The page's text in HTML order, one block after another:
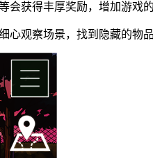
会获得丰厚奖励，增加游戏
心观察场景，找到隐藏的物